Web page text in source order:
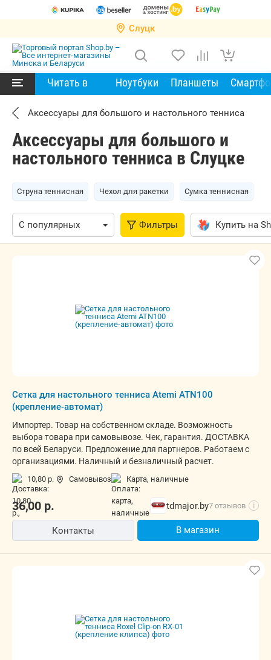
Слуцк
Читать в Ноутбуки Планшеты
Аксессуары для большого и настольного тенниса
Аксессуары для большого и
настольного тенниса в Слуцке
Струна теннисная Чехол для ракетки Сумка теннисная
Фильтры Купить на
Сетка для настольного тенниса Atemi ATN100
(крепление-автомат)
Импортер. Товар на собственном складе. Возможность
выбора товара при самовывозе. Чек, гарантия. ДОСТАВКА
по всей Беларуси. Предложение для партнеров. Работаем с
организациями. Наличный и безналичный расчет.
10,80 р. Самовывоз карта, наличные
36,00 р. tdmajor.by7 отзывов i
Контакты В магазин